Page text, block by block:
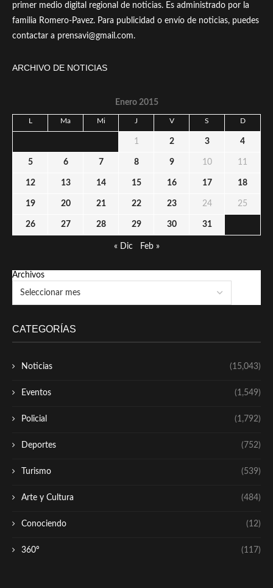
primer medio digital regional de noticias. Es administrado por la
familia Romero-Pavez. Para publicidad o envío de noticias, puedes
contactar a prensavi@gmail.com.
ARCHIVO DE NOTICIAS
Enero 2015
L Ma Mi J V S D
1 2 3 4
5 6 7 8 9 10 11
12 13 14 15 16 17 18
19 20 21 22 23 24 25
26 27 28 29 30 31
« Dic Feb »
Archivos
CATEGORÍAS
Noticias (15,043)
Eventos (1,549)
Policial (1,792)
Deportes (752)
Turismo (539)
Arte y Cultura (484)
Conociendo (12)
360º (117)